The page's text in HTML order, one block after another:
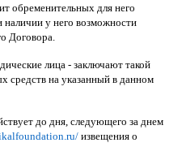
обременительных для него
у него возможности
Договора
лица - заключают такой
средств на указанный в данном
до дня следующего за днем
извещения о